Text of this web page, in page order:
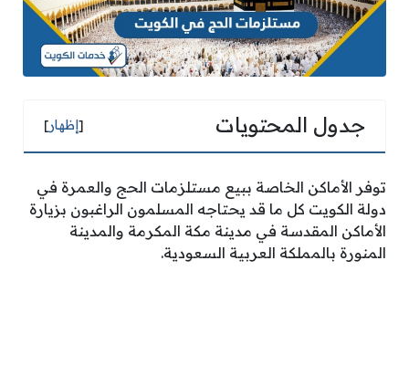
جدول المحتويات [إظهار]
توفر الأماكن الخاصة ببيع مستلزمات الحج والعمرة في
دولة الكويت كل ما قد يحتاجه المسلمون الراغبون بزيارة
الأماكن المقدسة في مدينة مكة المكرمة والمدينة
المنورة بالمملكة العربية السعودية.